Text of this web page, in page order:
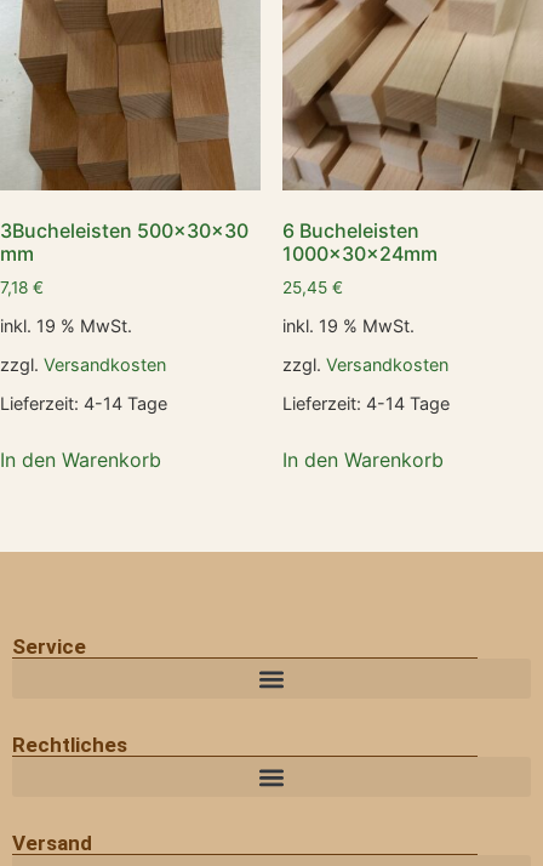
3Bucheleisten 500x30x30
mm
7,18 €
inkl. 19 % MwSt.
zzgl. Versandkosten
Lieferzeit: 4-14 Tage
In den Warenkorb
6 Bucheleisten
1000x30x24mm
25,45 €
inkl. 19 % MwSt.
zzgl. Versandkosten
Lieferzeit: 4-14 Tage
In den Warenkorb
Service
Rechtliches
Versand